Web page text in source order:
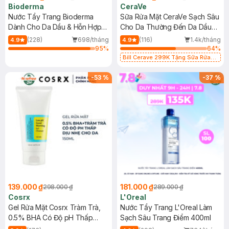
Bioderma
Nước Tẩy Trang Bioderma
Dành Cho Da Dầu & Hỗn Hợp
500ml
4.9 (228)
698/tháng
95%
CeraVe
Sữa Rửa Mặt CeraVe Sạch Sâu
Cho Da Thường Đến Da Dầu
473ml
4.9 (116)
1.4k/tháng
64%
Bill Cerave 299K Tặng Sữa Rửa
-53 %
139.000 ₫298.000 ₫
Cosrx
Gel Rửa Mặt Cosrx Tràm Trà,
0.5% BHA Có Độ pH Thấp
-37%
181.000 ₫289.000 ₫
L'Oreal
Nước Tẩy Trang L'Oreal Làm
Sạch Sâu Trang Điểm 400ml